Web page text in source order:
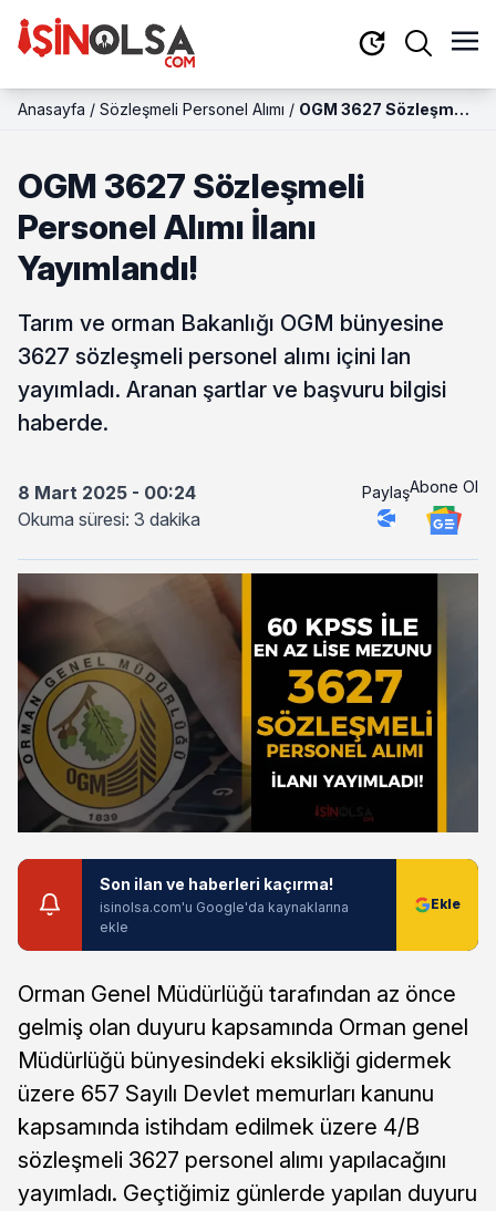
Anasayfa / Sözleşmeli Personel Alımı / OGM 3627 Sözleşmeli
OGM 3627 Sözleşmeli
Personel Alımı İlanı
Yayımlandı!
Tarım ve orman Bakanlığı OGM bünyesine
3627 sözleşmeli personel alımı içini lan
yayımladı. Aranan şartlar ve başvuru bilgisi
haberde.
8 Mart 2025 - 00:24
Okuma süresi: 3 dakika
PaylaşAbone Ol
Son ilan ve haberleri kaçırma!
isinolsa.com'u Google'da kaynaklarına
ekle
Orman Genel Müdürlüğü tarafından az önce
gelmiş olan duyuru kapsamında Orman genel
Müdürlüğü bünyesindeki eksikliği gidermek
üzere 657 Sayılı Devlet memurları kanunu
kapsamında istihdam edilmek üzere 4/B
sözleşmeli 3627 personel alımı yapılacağını
yayımladı. Geçtiğimiz günlerde yapılan duyuru